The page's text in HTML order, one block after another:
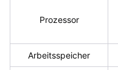
Prozessor
Arbeitsspeicher